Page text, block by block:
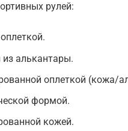
рулей:
из алькантары.
оплеткой (кожа/
формой.
кожей.